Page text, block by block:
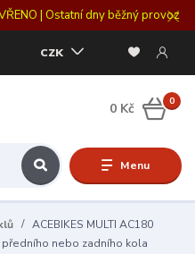
| Ostatní dny běžný provoz
Menu
CZK
0
0 Kč
ACEBIKES MULTI AC180
nebo zadního kola